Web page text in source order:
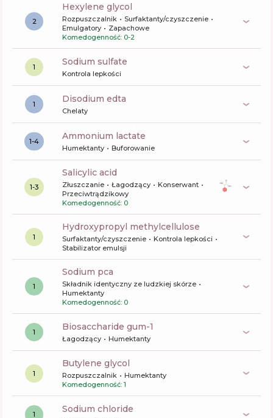
2
hexylene glycol
Rozpuszczalnik
Surfaktanty/czyszczenie
Emulgatory
Zapachowe
Komedogenność: 0-2
1 sodium sulfate
Kontrola lepkości
1 disodium edta
Chelaty
1-4 ammonium lactate
Humektanty Buforowanie
1-3
salicylic acid
Złuszczanie Łagodzący
Konserwant
Przeciwtrądzikowy
Komedogenność: 0
1
hydroxypropyl methylcellulose
Surfaktanty/czyszczenie
Kontrola lepkości
Stabilizator emulsji
1
sodium pca
Składnik identyczny ze ludzkiej skórze
Humektanty
Komedogenność: 0
1 biosaccharide gum-1
Łagodzący Humektanty
1
butylene glycol
Rozpuszczalnik
Humektanty
Komedogenność: 1
1 sodium chloride